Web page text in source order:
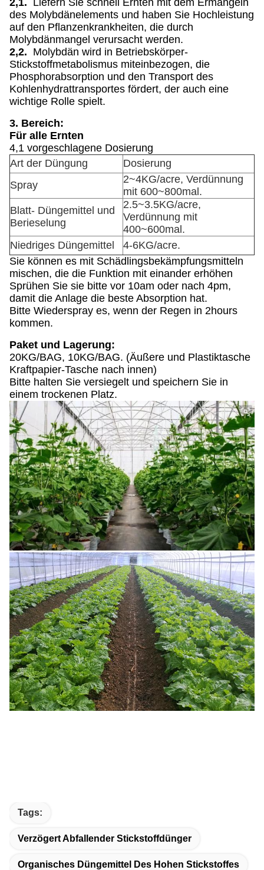
2,1.
Liefern Sie schnell Ernten mit dem Ermangeln
des Molybdänelements und haben Sie Hochleistung
auf den Pflanzenkrankheiten, die durch
Molybdänmangel verursacht werden.
2,2. Molybdän wird in Betriebskörper-
Stickstoffmetabolismus miteinbezogen, die
Phosphorabsorption und den Transport des
Kohlenhydrattransportes fördert, der auch eine
wichtige Rolle spielt.
3. Bereich:
Für alle Ernten
4,1 vorgeschlagene Dosierung
Art der Düngung
Dosierung
Spray
2~4KG/acre, Verdünnung
mit 600~800mal.
Blatt- Düngemittel und
Berieselung
2.5~3.5KG/acre,
Verdünnung mit
400~600mal.
Niedriges Düngemittel
4-6KG/acre.
Sie können es mit Schädlingsbekämpfungsmitteln
mischen, die die Funktion mit einander erhöhen
Sprühen Sie sie bitte vor 10am oder nach 4pm,
damit die Anlage die beste Absorption hat.
Bitte Wiederspray es, wenn der Regen in 2hours
kommen.
Paket und Lagerung:
20KG/BAG, 10KG/BAG. (Äußere und Plastiktasche
Kraftpapier-Tasche nach innen)
Bitte halten Sie versiegelt und speichern Sie in
einem trockenen Platz.
Tags:
Verzögert Abfallender Stickstoffdünger
Organisches Düngemittel Des Hohen Stickstoffes